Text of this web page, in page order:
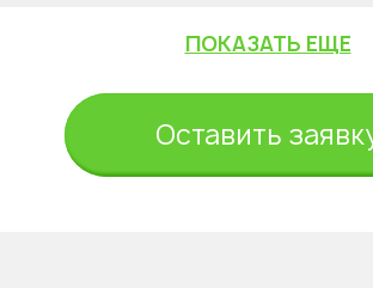
ПОКАЗАТЬ ЕЩЕ
Оставить